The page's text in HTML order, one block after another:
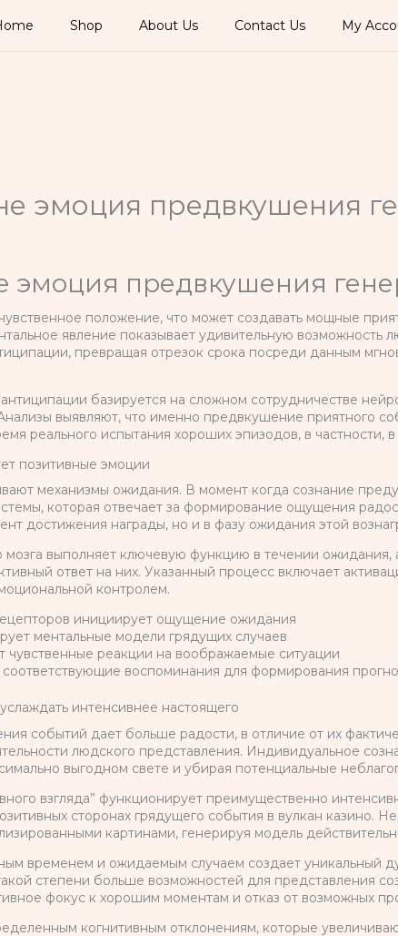
Shop About Us Contact Us My
эмоция предвкушения
эмоция предвкушения
положение, что может создавать мощные
явление показывает удивительную возможность
превращая отрезок срока посреди данным
базируется на сложном сотрудничестве
выявляют, что именно предвкушение приятного
реального испытания хороших эпизодов, в частности, в
позитивные эмоции
механизмы ожидания. В момент когда сознание
которая отвечает за формирование ощущения
достижения награды, но и в фазу ожидания этой
мозга выполняет ключевую функцию в течении
ответ на них. Указанный процесс включает
контролем.
инициирует ощущение ожидания
ментальные модели грядущих случаев
чувственные реакции на воображаемые ситуации
соответствующие воспоминания для формирования
интенсивнее настоящего
событий дает больше радости, в отличие от их
людского представления. Индивидуальное
выгодном свете и убирая потенциальные
взгляда” функционирует преимущественно
сторонах грядущего события в вулкан казино.
картинами, генерируя модель
временем и ожидаемым случаем создает уникальный
степени больше возможностей для представления
фокус к хорошим моментам и отказ от возможных
когнитивным отклонениям, которые